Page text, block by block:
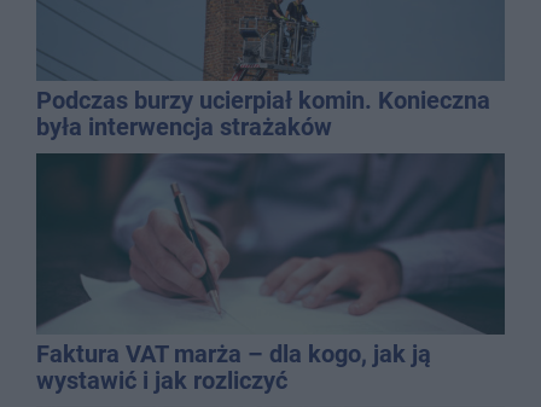
Podczas burzy ucierpiał komin. Konieczna
była interwencja strażaków
Faktura VAT marża – dla kogo, jak ją
wystawić i jak rozliczyć